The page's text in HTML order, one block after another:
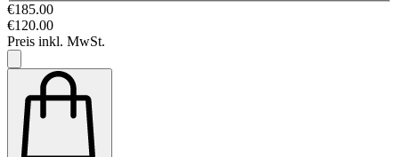
€185.00
€120.00
Preis inkl. MwSt.